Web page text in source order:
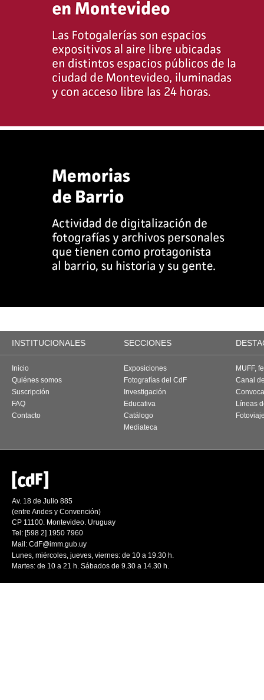
INSTITUCIONALES SECCIONES
Inicio
Quiénes somos
Suscripción
FAQ
Contacto
Exposiciones
Fotografías del CdF
Investigación
Educativa
Catálogo
Mediateca
MUFF,
Canal
Líneas
Av. 18 de Julio 885
(entre Andes y Convención)
CP 11100. Montevideo. Uruguay
Tel: [598 2] 1950 7960
Mail: CdF@imm.gub.uy
Lunes, miércoles, jueves, viernes: de 10 a 19.30 h.
Martes: de 10 a 21 h. Sábados de 9.30 a 14.30 h.